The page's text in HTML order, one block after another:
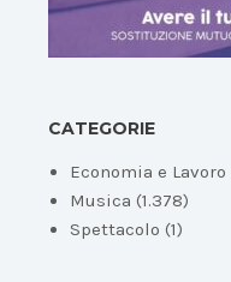
CATEGORIE
Economia e Lavoro
Musica (1.378)
Spettacolo (1)